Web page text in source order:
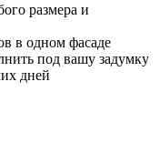
размера и
в одном фасаде
под вашу задумку
дней